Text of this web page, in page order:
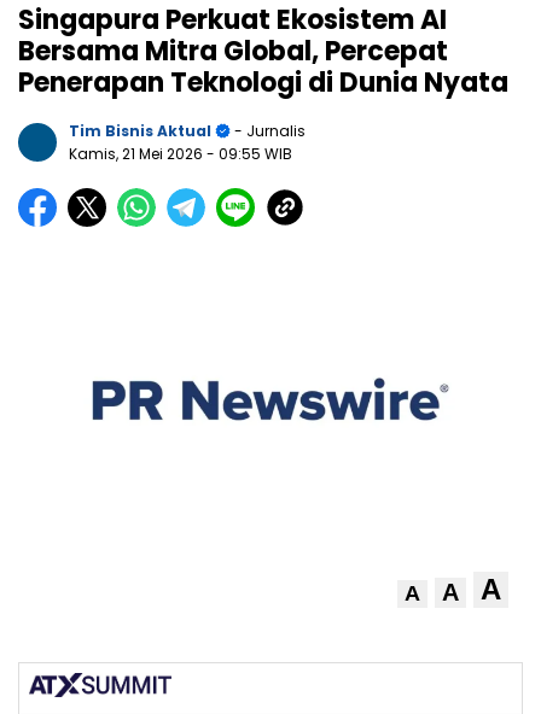
Singapura Perkuat Ekosistem AI
Bersama Mitra Global, Percepat
Penerapan Teknologi di Dunia Nyata
Tim Bisnis Aktual
- Jurnalis
Kamis, 21 Mei 2026 - 09:55 WIB
A A A